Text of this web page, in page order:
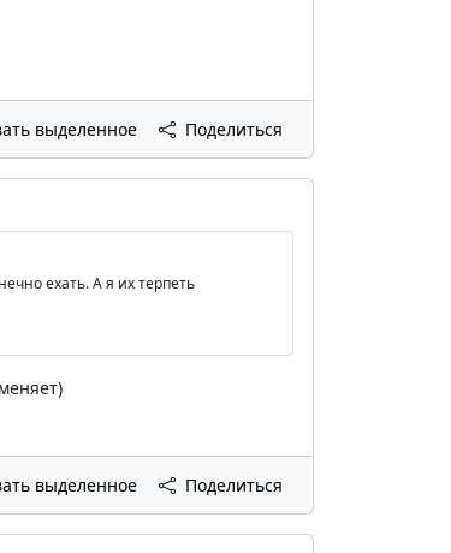
выделенное Поделиться
ехать. А я их терпеть
выделенное Поделиться